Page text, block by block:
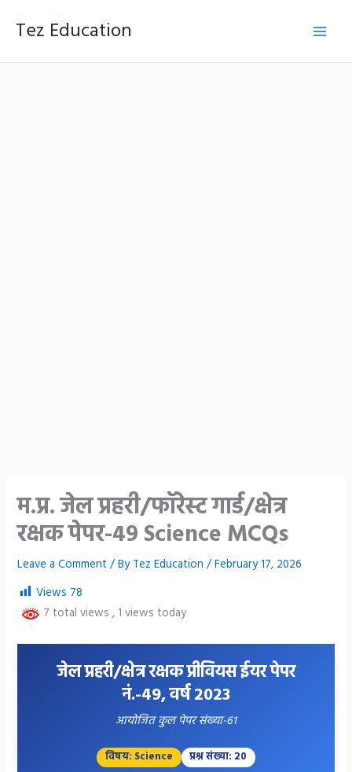
content
Tez Education
म.प्र. जेल प्रहरी/फॉरेस्ट गार्ड/क्षेत्र
रक्षक पेपर-49 Science MCQs
Leave a Comment / ByTez Education/February 17, 2026
Views 78
7 total views, 1 views today
जेल प्रहरी/क्षेत्र रक्षक प्रीवियस ईयर पेपर
नं.-49, वर्ष 2023
आयोजित कुल पेपर संख्या-61
विषय: Science
प्रश्न संख्या: 20